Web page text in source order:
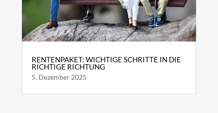
RENTENPAKET: WICHTIGE SCHRITTE IN DIE
RICHTIGE RICHTUNG
5. Dezember 2025